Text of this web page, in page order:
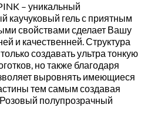
– уникальный
каучуковый гель с приятным
свойствами сделает Вашу
и качественней. Структура
создавать ультра тонкую
но также благодаря
выровнять имеющиеся
тем самым создавая
полупрозрачный